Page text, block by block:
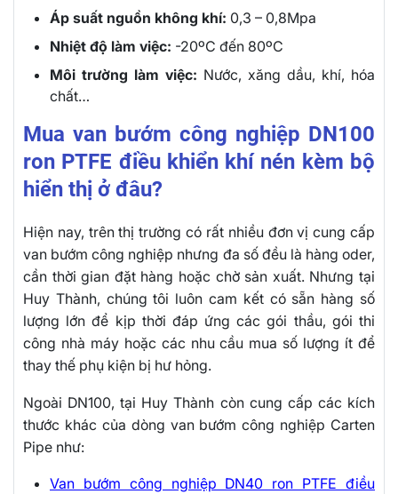
Áp suất nguồn không khí: 0,3 – 0,8Mpa
Nhiệt độ làm việc: -20ºC đến 80ºC
Môi trường làm việc: Nước, xăng dầu, khí, hóa
chất…
Mua van bướm công nghiệp DN100
ron PTFE điều khiển khí nén kèm bộ
hiển thị ở đâu?
Hiện nay, trên thị trường có rất nhiều đơn vị cung cấp
van bướm công nghiệp nhưng đa số đều là hàng oder,
cần thời gian đặt hàng hoặc chờ sản xuất. Nhưng tại
Huy Thành, chúng tôi luôn cam kết có sẵn hàng số
lượng lớn để kịp thời đáp ứng các gói thầu, gói thi
công nhà máy hoặc các nhu cầu mua số lượng ít để
thay thế phụ kiện bị hư hỏng.
Ngoài DN100, tại Huy Thành còn cung cấp các kích
thước khác của dòng van bướm công nghiệp Carten
Pipe như:
Van bướm công nghiệp DN40 ron PTFE điều